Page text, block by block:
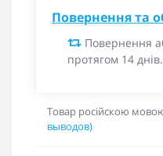
Повернення та
Повернення
протягом 14 днів.
Товар російскою
выводов)